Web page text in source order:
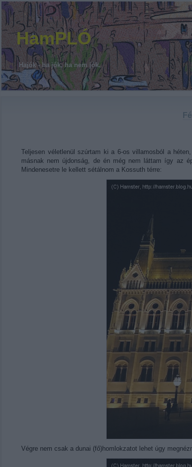
HamPLÓ
Hajók - ha jók, ha nem jók.
Teljesen véletlenül szúrtam ki a 6-os villamosból a
másnak nem újdonság, de én még nem láttam így az
Mindenesetre le kellett sétálnom a Kossuth térre:
Végre nem csak a dunai (fő)homlokzatot lehet úgy